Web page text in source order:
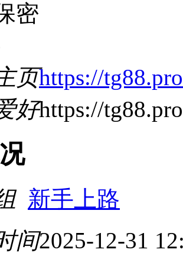
密
页https://
好https://
新手上路
间2025-12-31